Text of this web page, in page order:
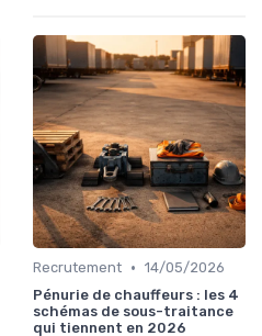
Recrutement • 14/05/2026
Pénurie de chauffeurs : les 4
schémas de sous-traitance
qui tiennent en 2026